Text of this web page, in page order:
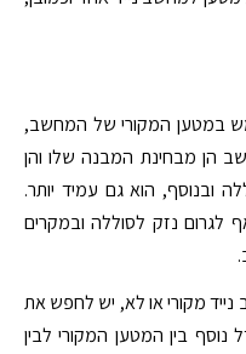
במטען המקורי של המחשב,
הן מבחינת המבנה שלו והן
ובנוסף, הוא גם עמיד יותר.
לגרום נזק לסוללה ובמקרים
מקורי או לא, יש לחפש את
בין המטען המקורי לבין